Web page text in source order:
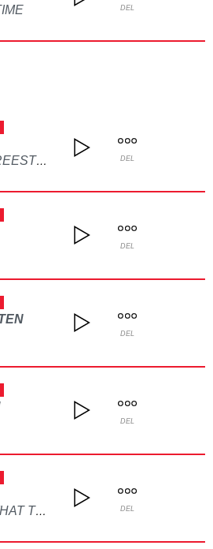
DEL
NAPOLI (FREESTYLE) DEL
DEL
DEL
DEL
TELL ME WHAT TO DO DEL